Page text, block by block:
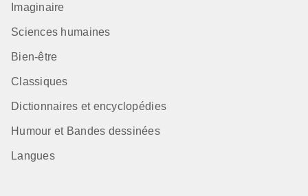
Imaginaire
Sciences humaines
Bien-être
Classiques
Dictionnaires et encyclopédies
Humour et Bandes dessinées
Langues